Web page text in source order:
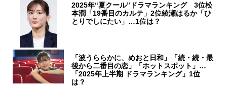
2025年“夏クール”ドラマランキング 3位松
本潤「19番目のカルテ」2位綾瀬はるか「ひ
とりでしにたい」…1位は？
「波うららかに、めおと日和」「続・続・最
後から二番目の恋」「ホットスポット」…
「2025年上半期 ドラマランキング」1位
は？